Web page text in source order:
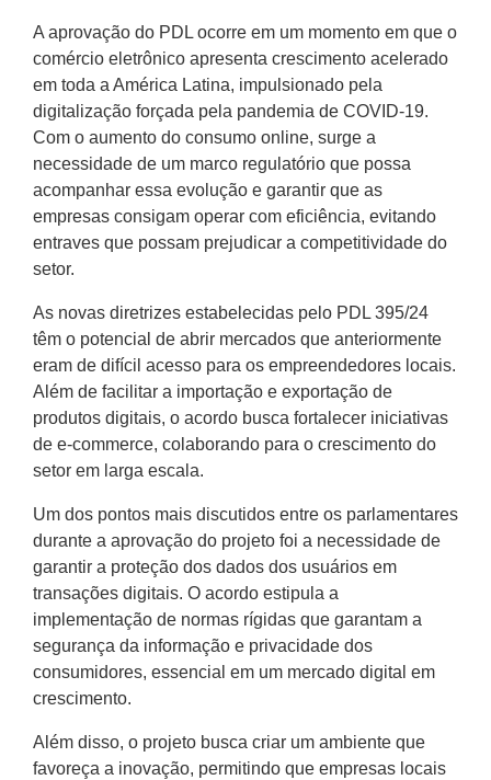
A aprovação do PDL ocorre em um momento em que o
comércio eletrônico apresenta crescimento acelerado
em toda a América Latina, impulsionado pela
digitalização forçada pela pandemia de COVID-19.
Com o aumento do consumo online, surge a
necessidade de um marco regulatório que possa
acompanhar essa evolução e garantir que as
empresas consigam operar com eficiência, evitando
entraves que possam prejudicar a competitividade do
setor.
As novas diretrizes estabelecidas pelo PDL 395/24
têm o potencial de abrir mercados que anteriormente
eram de difícil acesso para os empreendedores locais.
Além de facilitar a importação e exportação de
produtos digitais, o acordo busca fortalecer iniciativas
de e-commerce, colaborando para o crescimento do
setor em larga escala.
Um dos pontos mais discutidos entre os parlamentares
durante a aprovação do projeto foi a necessidade de
garantir a proteção dos dados dos usuários em
transações digitais. O acordo estipula a
implementação de normas rígidas que garantam a
segurança da informação e privacidade dos
consumidores, essencial em um mercado digital em
crescimento.
Além disso, o projeto busca criar um ambiente que
favoreça a inovação, permitindo que empresas locais